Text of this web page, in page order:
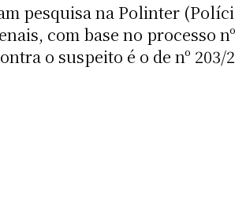
pesquisa na Polinter
com base no processo
o suspeito é o de nº 203/